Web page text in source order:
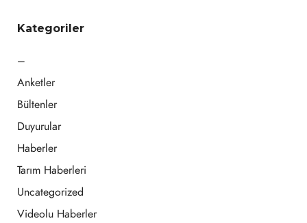
Kategoriler
–
Anketler
Bültenler
Duyurular
Haberler
Tarım Haberleri
Uncategorized
Videolu Haberler